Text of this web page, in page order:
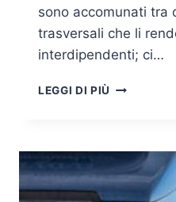
sono accomunati tra
trasversali che li
interdipendenti; ci…
LEGGI DI PIÙ
MEDIO
LUNGO